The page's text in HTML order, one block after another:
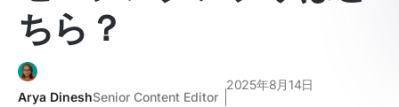
ちら？
Arya DineshSenior Content Editor
2025年8月14日